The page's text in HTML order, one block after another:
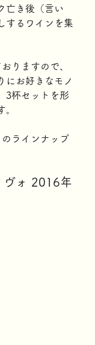
亡き後（言い
するワインを集
りますので、
にお好きなモノ
3杯セットを形
。
ラインナップ
ヴォ 2016年